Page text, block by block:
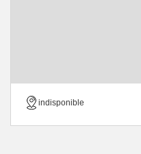
indisponible